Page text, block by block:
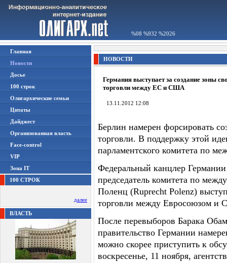
%08 %932 %2026
Главная
Новости
Досье
100 строк
Олигархические семьи
Цитаты
Дайджест
Организованная власть
Face-control
VIP
Зона IT
100 СТРОК
далее
ВЛАСТЬ
НОВОСТИ
Германия выступает за создание зоны
торговли между ЕС и США
13.11.2012 12:08
Берлин намерен форсировать
торговли. В поддержку этой
парламентского комитета по
Федеральный канцлер
председатель комитета по
Поленц (Ruprecht Polenz)
торговли между Евросоюзом
После перевыборов Барака
правительство Германии
можно скорее приступить к
воскресенье, 11 ноября,